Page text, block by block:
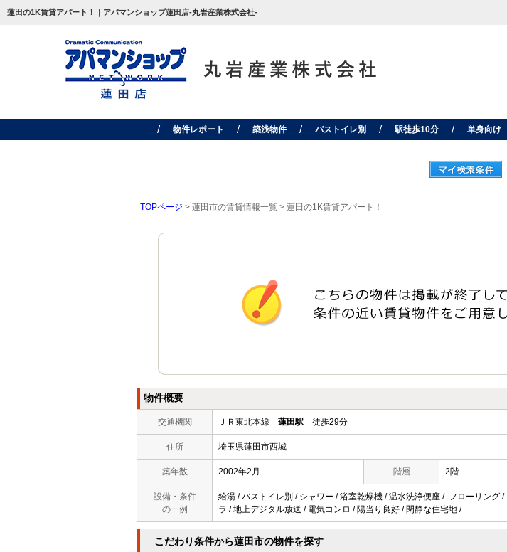
蓮田の1K賃貸アパート！｜アパマンショップ蓮田店-丸岩産業株式会社-
物件レポート 築浅物件 バストイレ別 駅徒歩10分 単身向け
TOPページ > 蓮田市の賃貸情報一覧 > 蓮田の1K賃貸アパート！
物件概要
交通機関 ＪＲ東北本線 蓮田駅 徒歩29分
住所 埼玉県蓮田市西城
築年数 2002年2月 階層 2階
設備・条件
の一例
給湯 / バストイレ別 / シャワー / 浴室乾燥機 / 温水洗浄便座 / フローリング
ラ / 地上デジタル放送 / 電気コンロ / 陽当り良好 / 閑静な住宅地 /
こだわり条件から蓮田市の物件を探す